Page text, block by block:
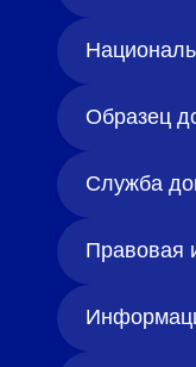
Образец
Служба
Правовая